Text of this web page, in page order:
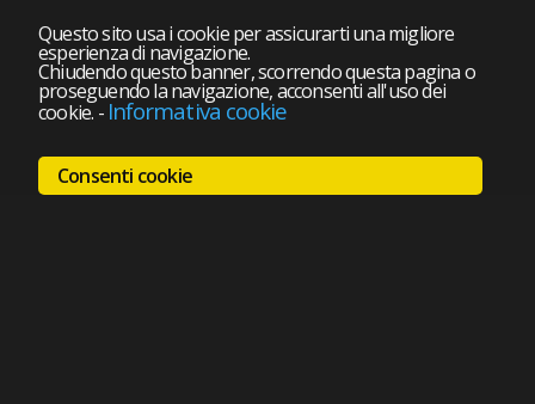
Questo sito usa i cookie per assicurarti una migliore
esperienza di navigazione.
Chiudendo questo banner, scorrendo questa pagina o
proseguendo la navigazione, acconsenti all'uso dei
cookie. - Informativa cookie
Consenti cookie